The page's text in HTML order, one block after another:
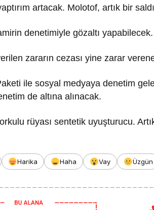
artacak. Molotof, artık bir
denetimiyle gözaltı
zararın cezası yine zarar
ile sosyal medyaya denetim
de altına alınacak.
rüyası sentetik uyuşturucu.
Harika Haha Vay Üzgün